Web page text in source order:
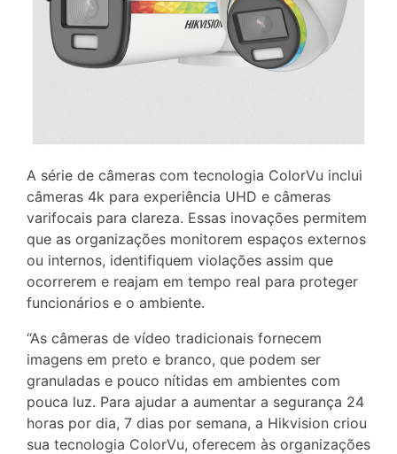
A série de câmeras com tecnologia ColorVu inclui
câmeras 4k para experiência UHD e câmeras
varifocais para clareza. Essas inovações permitem
que as organizações monitorem espaços externos
ou internos, identifiquem violações assim que
ocorrerem e reajam em tempo real para proteger
funcionários e o ambiente.
“As câmeras de vídeo tradicionais fornecem
imagens em preto e branco, que podem ser
granuladas e pouco nítidas em ambientes com
pouca luz. Para ajudar a aumentar a segurança 24
horas por dia, 7 dias por semana, a Hikvision criou
sua tecnologia ColorVu, oferecem às organizações